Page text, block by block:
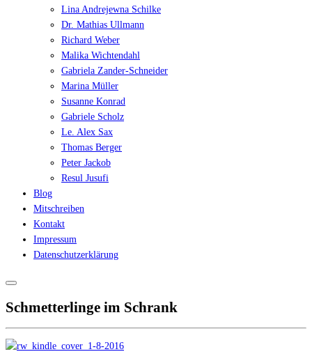
Lina Andrejewna Schilke
Dr. Mathias Ullmann
Richard Weber
Malika Wichtendahl
Gabriela Zander-Schneider
Marina Müller
Susanne Konrad
Gabriele Scholz
Le. Alex Sax
Thomas Berger
Peter Jackob
Resul Jusufi
Blog
Mitschreiben
Kontakt
Impressum
Datenschutzerklärung
Schmetterlinge im Schrank